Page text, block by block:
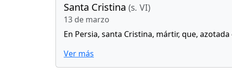
Santa Cristina (s. VI)
13 de marzo
En Persia, santa Cristina, mártir, que,
Ver más